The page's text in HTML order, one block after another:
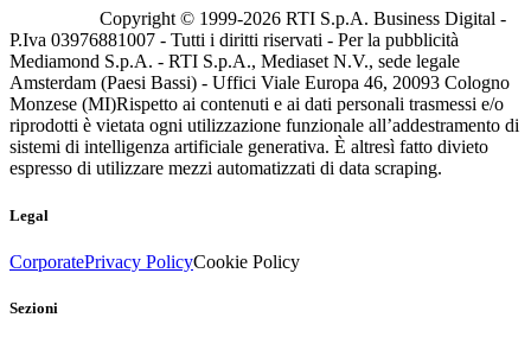
Copyright © 1999-2026 RTI S.p.A. Business Digital -
P.Iva 03976881007 - Tutti i diritti riservati - Per la pubblicità
Mediamond S.p.A. - RTI S.p.A., Mediaset N.V., sede legale
Amsterdam (Paesi Bassi) - Uffici Viale Europa 46, 20093 Cologno
Monzese (MI)Rispetto ai contenuti e ai dati personali trasmessi e/o
riprodotti è vietata ogni utilizzazione funzionale all’addestramento di
sistemi di intelligenza artificiale generativa. È altresì fatto divieto
espresso di utilizzare mezzi automatizzati di data scraping.
Legal
CorporatePrivacy PolicyCookie Policy
Sezioni